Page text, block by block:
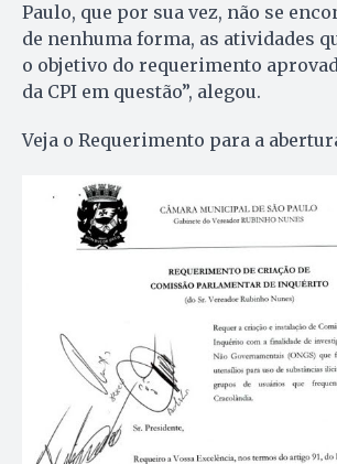
Paulo, que por sua vez, não se
de nenhuma forma, as atividades
o objetivo do requerimento
da CPI em questão”, alegou.
Veja o Requerimento para a